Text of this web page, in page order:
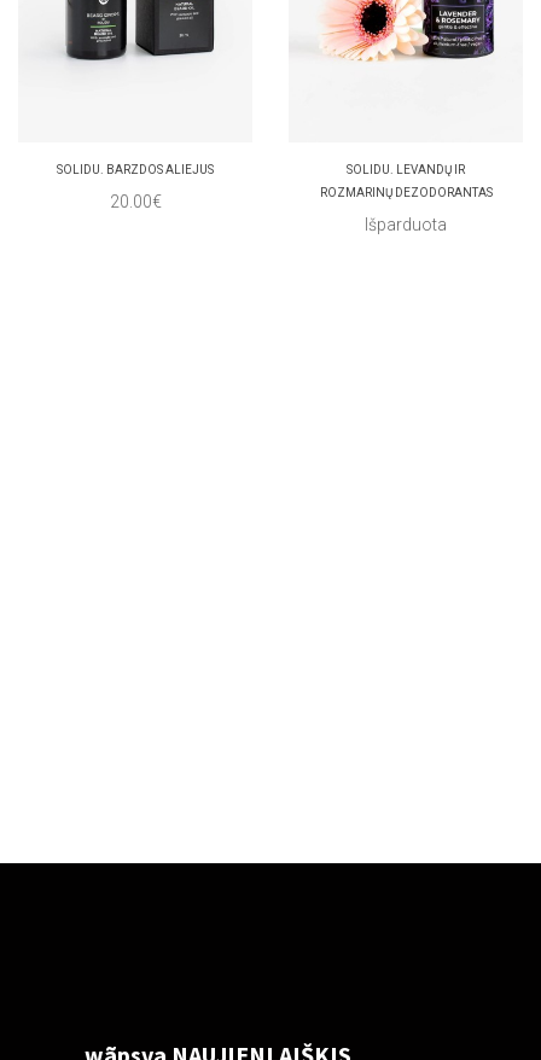
SOLIDU. BARZDOS ALIEJUS
20.00€
SOLIDU. LEVANDŲ IR
ROZMARINŲ DEZODORANTAS
Išparduota